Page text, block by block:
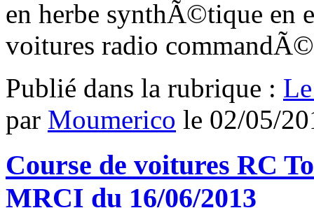
en herbe synthÃ©tique
voitures radio
Publié dans la rubrique :
par Moumerico le 02/05/
Course de voitures RC
MRCI du 16/06/2013